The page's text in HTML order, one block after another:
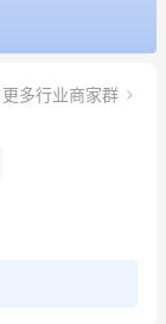
更多行业商家群
了